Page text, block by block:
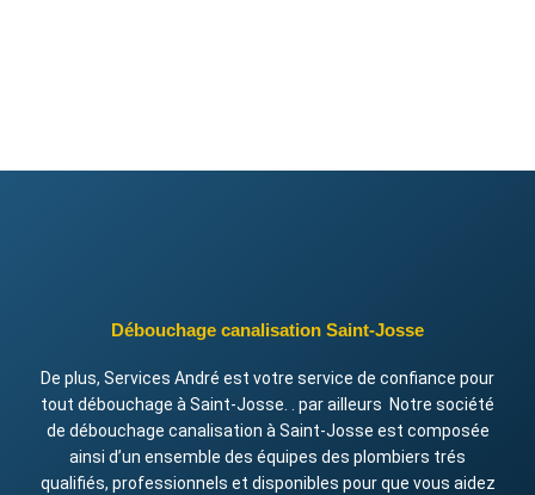
Débouchage canalisation Saint-Josse
De plus, Services André est votre service de confiance pour
tout débouchage à Saint-Josse. . par ailleurs Notre société
de débouchage canalisation à Saint-Josse est composée
ainsi d’un ensemble des équipes des plombiers trés
qualifiés, professionnels et disponibles pour que vous aidez